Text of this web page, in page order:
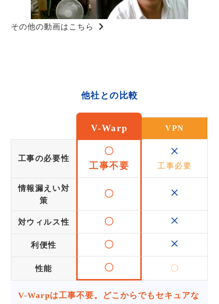
その他の動画はこちら
他社との比較
V-Warp VPN
工事の必要性
〇
工事不要
×
工事必要
情報漏えい対
策
〇 ×
対ウィルス性 〇 ×
利便性 〇 ×
性能 〇 〇
V-Warpは工事不要。どこからでもセキュアな